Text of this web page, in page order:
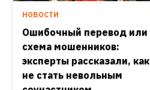
НОВОСТИ
Ошибочный перевод или
схема мошенников:
эксперты рассказали, как
не стать невольным